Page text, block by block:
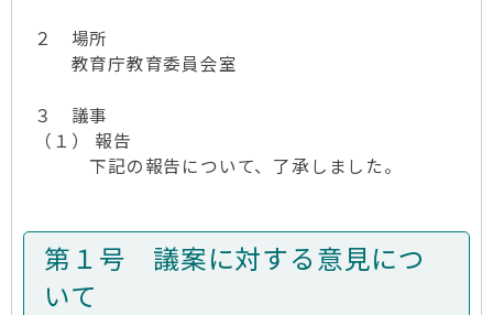
２ 場所
教育庁教育委員会室
３ 議事
（１） 報告
下記の報告について、了承しました。
第１号 議案に対する意見につ
いて